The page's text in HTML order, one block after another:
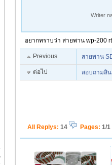
Writer
อยากทราบว่า สายพาน wp-200
Previous สายพาน
ต่อไป สอบถามสิ
All Replys: 14 Pages: 1/1